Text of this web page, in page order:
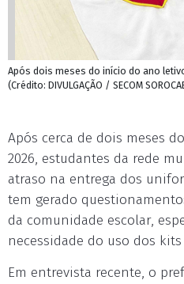
Após dois meses do início do ano
(Crédito: DIVULGAÇÃO / SECOM
Após cerca de dois meses
2026, estudantes da rede
atraso na entrega dos
tem gerado
da comunidade escolar,
necessidade do uso dos
Em entrevista recente, o